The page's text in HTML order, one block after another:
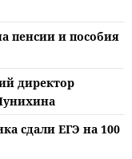
пенсии и пособия
директор
сдали ЕГЭ на 100